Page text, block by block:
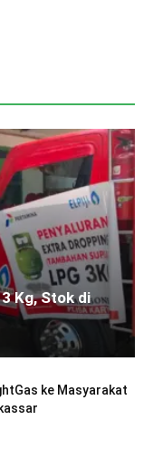
Kg, Stok di
ke Masyarakat